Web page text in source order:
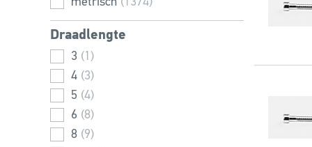
18 (49)
20 (104)
22 (26)
24 (88)
27 (45)
30 (81)
33 (20)
Draadlengte
3 (1)
4 (3)
5 (4)
6 (8)
8 (9)